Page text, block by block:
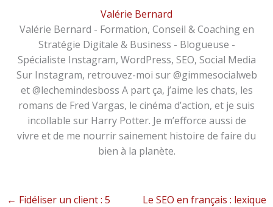
Valérie Bernard
Valérie Bernard - Formation, Conseil & Coaching en
Stratégie Digitale & Business - Blogueuse -
Spécialiste Instagram, WordPress, SEO, Social Media
Sur Instagram, retrouvez-moi sur @gimmesocialweb
et @lechemindesboss A part ça, j’aime les chats, les
romans de Fred Vargas, le cinéma d’action, et je suis
incollable sur Harry Potter. Je m’efforce aussi de
vivre et de me nourrir sainement histoire de faire du
bien à la planète.
← Fidéliser un client : 5
Le SEO en français : lexique